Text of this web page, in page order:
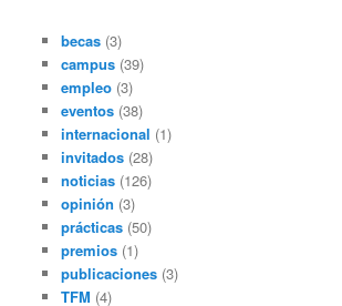
becas (3)
campus (39)
empleo (3)
eventos (38)
internacional (1)
invitados (28)
noticias (126)
opinión (3)
prácticas (50)
premios (1)
publicaciones (3)
TFM (4)